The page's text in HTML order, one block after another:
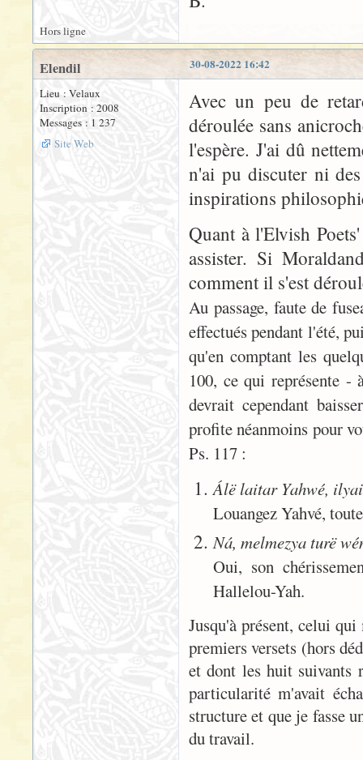
Hors ligne
30-08-2022 16:42
Elendil
Lieu : Velaux
Inscription : 2008
Messages : 1 237
Site Web
Avec un peu de
déroulée sans
l'espère. J'ai dû
n'ai pu discuter ni
inspirations
Quant à l'Elvish
assister. Si
comment il s'est
Au passage, faute de
effectués pendant l'été,
qu'en comptant les
100, ce qui représente
devrait cependant
profite néanmoins pour
Ps. 117 :
Álë laitar Yahwé,
Louangez Yahvé,
Ná, melmezya turë
Oui, son
Hallelou-Yah.
Jusqu'à présent, celui
premiers versets (hors
et dont les huit suivants
particularité m'avait
structure et que je fasse
du travail.